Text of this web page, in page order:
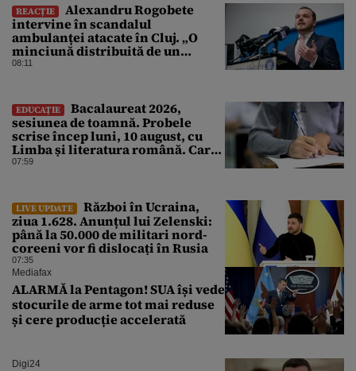
REACȚIE
Alexandru Rogobete
intervine în scandalul
ambulanței atacate în Cluj. „O
minciună distribuită de un
milion de ori rămâne o
08:11
EDUCAȚIE
Bacalaureat 2026,
sesiunea de toamnă. Probele
scrise încep luni, 10 august, cu
Limba și literatura română. Care
sunt regulile promovării
07:59
LIVE UPDATE
Război în Ucraina,
ziua 1.628. Anunțul lui Zelenski:
până la 50.000 de militari nord-
coreeni vor fi dislocați în Rusia
07:35
Mediafax
ALARMĂ la Pentagon! SUA își vede
stocurile de arme tot mai reduse
și cere producție accelerată
Digi24